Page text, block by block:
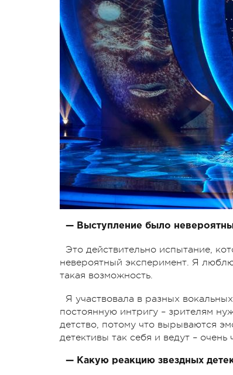
— Выступление было
Это действительно испытание,
невероятный эксперимент. Я
такая возможность.
Я участвовала в разных
постоянную интригу – зрителям
детство, потому что вырываются
детективы так себя и ведут – очень
— Какую реакцию звездных